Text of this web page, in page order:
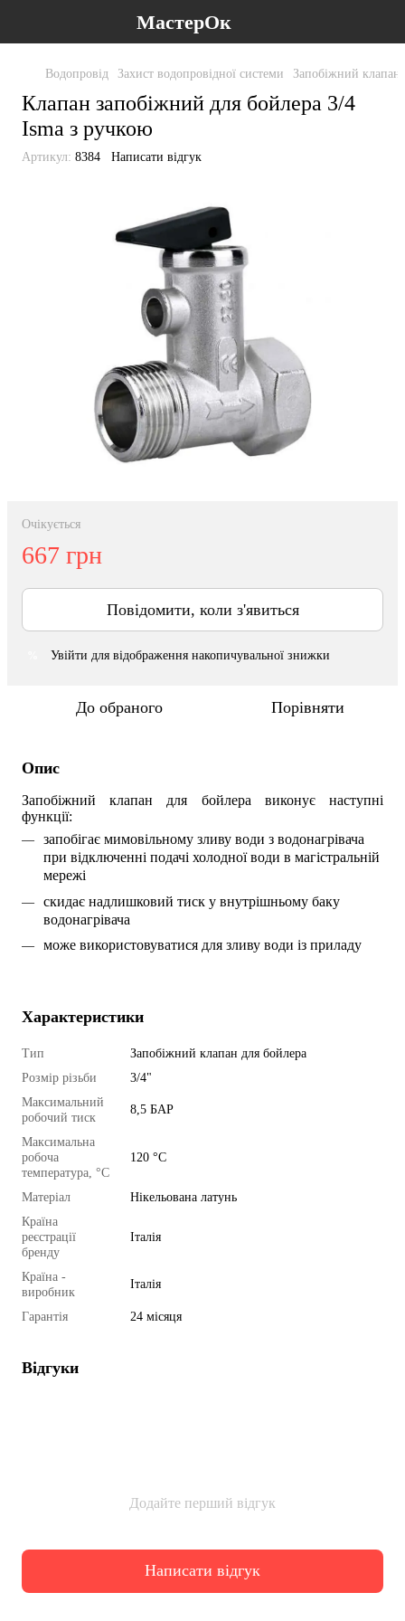
МастерОк
Водопровід Захист водопровідної системи Запобіжний клапан
Клапан запобіжний для бойлера 3/4
Isma з ручкою
Артикул: 8384 Написати відгук
Очікується
667 грн
Повідомити, коли з'явиться
Увійти для відображення накопичувальної знижки
До обраного Порівняти
Опис
Запобіжний клапан для бойлера виконує наступні
функції:
запобігає мимовільному зливу води з водонагрівача
при відключенні подачі холодної води в магістральній
мережі
скидає надлишковий тиск у внутрішньому баку
водонагрівача
може використовуватися для зливу води із приладу
Характеристики
Тип
Запобіжний клапан для бойлера
Розмір різьби
3/4"
Максимальний
робочий тиск
8,5 БАР
Максимальна
робоча
температура, °C
120 °C
Матеріал
Нікельована латунь
Країна
реєстрації
бренду
Італія
Країна -
виробник
Італія
Гарантія 24 місяця
Відгуки
Додайте перший відгук
Написати відгук